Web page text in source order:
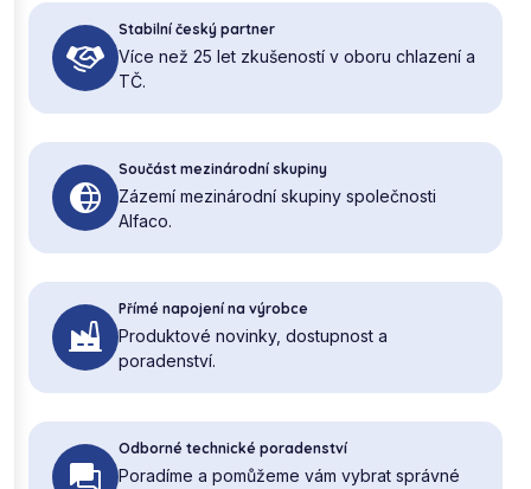
Stabilní český partner
Více než 25 let zkušeností v oboru chlazení a
TČ.
Součást mezinárodní skupiny
Zázemí mezinárodní skupiny společnosti
Alfaco.
Přímé napojení na výrobce
Produktové novinky, dostupnost a
poradenství.
Odborné technické poradenství
Poradíme a pomůžeme vám vybrat správné